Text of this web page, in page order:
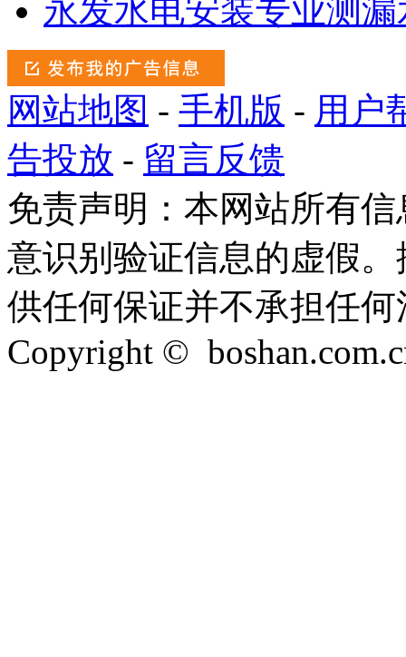
永发水电安装专业测漏
网站地图 - 手机版 - 用户
告投放 - 留言反馈
免责声明：本网站所有
意识别验证信息的虚假
供任何保证并不承担任
Copyright ©